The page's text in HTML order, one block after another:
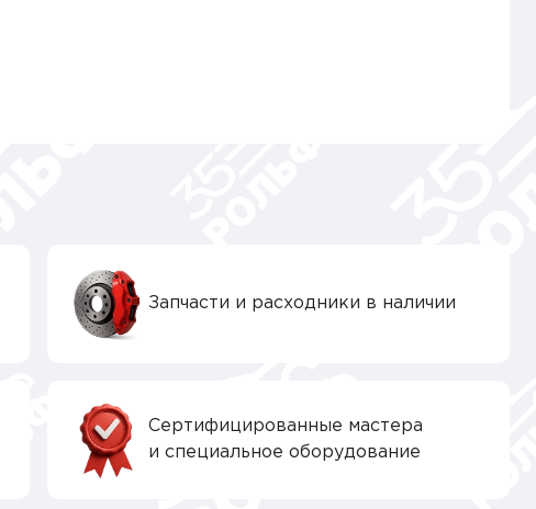
Запчасти и расходники в наличии
Сертифицированные мастера
и специальное оборудование